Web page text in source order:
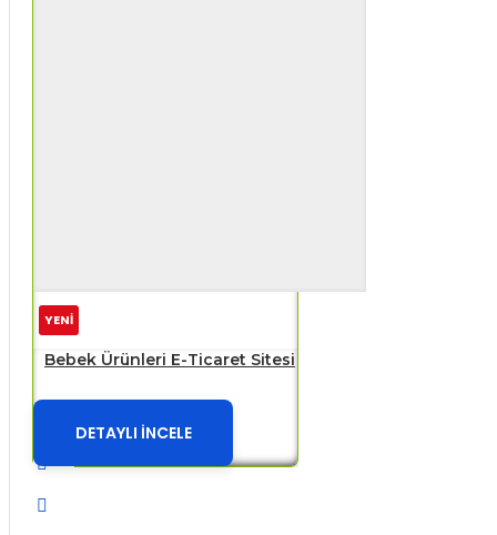
YENİ
Bebek Ürünleri E-Ticaret Sitesi
DETAYLI İNCELE